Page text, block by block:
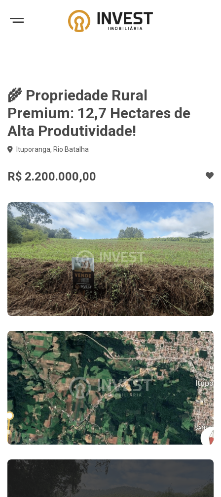
🌾 Propriedade Rural
Premium: 12,7 Hectares de
Alta Produtividade!
Ituporanga, Rio Batalha
R$ 2.200.000,00